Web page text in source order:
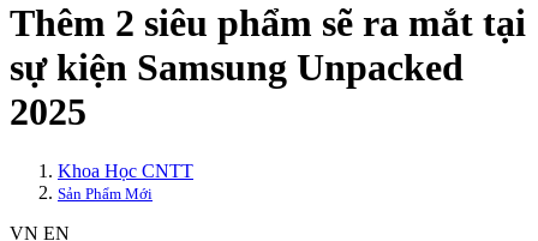
Thêm 2 siêu phẩm sẽ ra mắt tại
sự kiện Samsung Unpacked
2025
Khoa Học CNTT
Sản Phẩm Mới
VN EN